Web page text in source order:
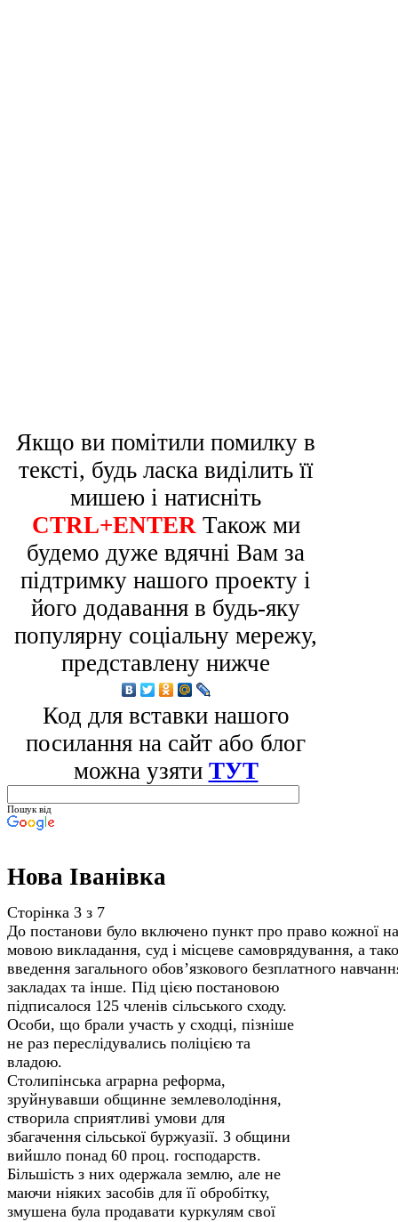
Якщо ви помітили помилку в
тексті, будь ласка виділить її
мишею і натисніть
CTRL+ENTER Також ми
будемо дуже вдячні Вам за
підтримку нашого проекту і
його додавання в будь-яку
популярну соціальну мережу,
представлену нижче
Код для вставки нашого
посилання на сайт або блог
можна узяти ТУТ
Пошук від
Нова Іванівка
Сторінка 3 з 7
До постанови було включено пункт про право кожної
мовою викладання, суд і місцеве самоврядування, а
введення загального обов’язкового безплатного
закладах та інше. Під цією постановою
підписалося 125 членів сільського сходу.
Особи, що брали участь у сходці, пізніше
не раз переслідувались поліцією та
владою.
Столипінська аграрна реформа,
зруйнувавши общинне землеволодіння,
створила сприятливі умови для
збагачення сільської буржуазії. З общини
вийшло понад 60 проц. господарств.
Більшість з них одержала землю, але не
маючи ніяких засобів для її обробітку,
змушена була продавати куркулям свої